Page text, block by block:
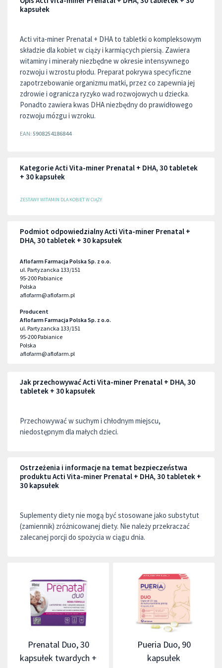
kapsułek
Acti vita-miner Prenatal + DHA to tabletki o kompleksowym
składzie dla kobiet w ciąży i karmiących piersią. Zawiera
witaminy i minerały niezbędne w okresie intensywnego
rozwoju i wzrostu płodu. Preparat pokrywa specyficzne
zapotrzebowanie organizmu matki, przez co zapewnia jej
zdrowie i ogranicza ryzyko wad rozwojowych u dziecka.
Ponadto zawiera kwas DHA niezbędny do prawidłowego
rozwoju mózgu i wzroku.
EAN: 5908254186844
Kategorie Acti Vita-miner Prenatal + DHA, 30 tabletek
+ 30 kapsułek
ZESTAWY WITAMIN DLA KOBIET W CIĄŻY
Podmiot odpowiedzialny Acti Vita-miner Prenatal +
DHA, 30 tabletek + 30 kapsułek
Aflofarm Farmacja Polska Sp. z o.o.
ul. Partyzancka 133/151
95-200Pabianice
Polska
aflofarm@aflofarm.pl
Producent
Aflofarm Farmacja Polska Sp. z o.o.
ul. Partyzancka 133/151
95-200Pabianice
Polska
aflofarm@aflofarm.pl
Jak przechowywać Acti Vita-miner Prenatal + DHA, 30
tabletek + 30 kapsułek
Przechowywać w suchym i chłodnym miejscu,
niedostępnym dla małych dzieci.
Ostrzeżenia i informacje na temat bezpieczeństwa
produktu Acti Vita-miner Prenatal + DHA, 30 tabletek +
30 kapsułek
Suplementy diety nie mogą być stosowane jako substytut
(zamiennik) zróżnicowanej diety. Nie należy przekraczać
zalecanej porcji do spożycia w ciągu dnia.
Prenatal Duo, 30
kapsułek twardych +
Pueria Duo, 90
kapsułek